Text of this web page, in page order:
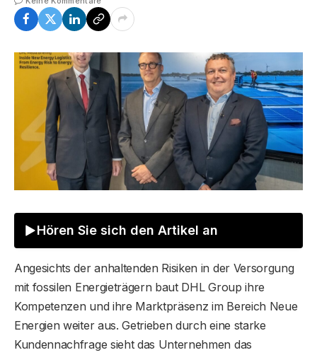
Hören Sie sich den Artikel an
Angesichts der anhaltenden Risiken in der Versorgung
mit fossilen Energieträgern baut DHL Group ihre
Kompetenzen und ihre Marktpräsenz im Bereich Neue
Energien weiter aus. Getrieben durch eine starke
Kundennachfrage sieht das Unternehmen das